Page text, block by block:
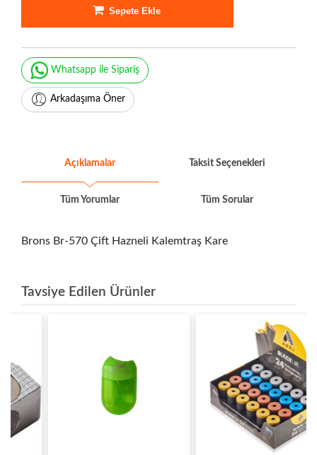
Sepete Ekle
Whatsapp ile Sipariş
Arkadaşıma Öner
Açıklamalar Taksit Seçenekleri
Tüm Yorumlar Tüm Sorular
Brons Br-570 Çift Hazneli Kalemtraş Kare
Tavsiye Edilen Ürünler